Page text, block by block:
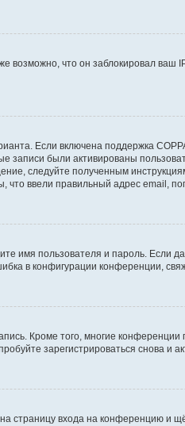
возможно, что он заблокировал ваш
Если включена поддержка
были активированы
следуйте полученным
ввели правильный адрес email,
имя пользователя и пароль. Если
в конфигурации конференции,
Кроме того, многие
зарегистрироваться снова и
страницу входа на конференцию и